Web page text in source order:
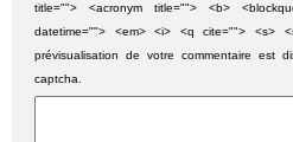
title=""> <acronym title=""> <b>
datetime=""> <em> <i> <q cite=""> <s>
prévisualisation de votre commentaire est
captcha.